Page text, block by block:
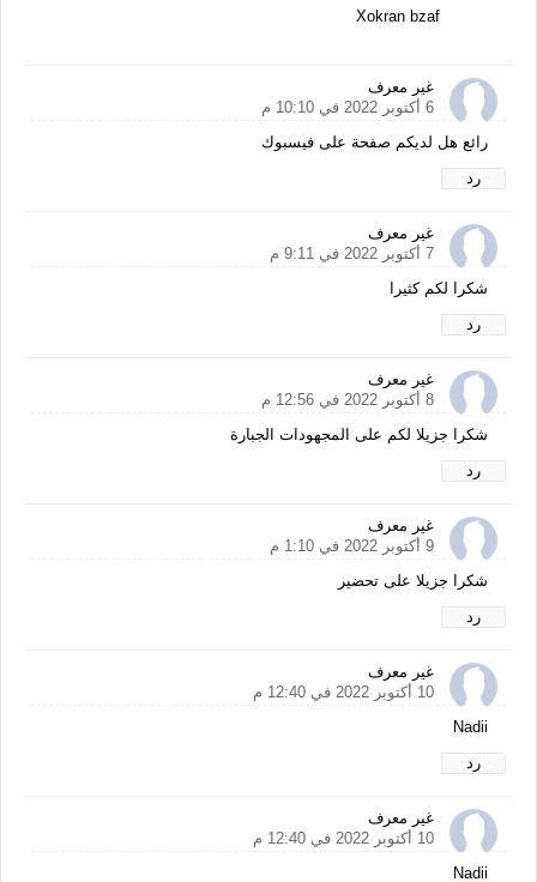
Xokran bzaf
غير معرف
6 أكتوبر 2022 في 10:10 م
رائع هل لديكم صفحة على فيسبوك
رد
غير معرف
7 أكتوبر 2022 في 9:11 م
شكرا لكم كثيرا
رد
غير معرف
8 أكتوبر 2022 في 12:56 م
شكرا جزيلا لكم على المجهودات الجبارة
رد
غير معرف
9 أكتوبر 2022 في 1:10 م
شكرا جزيلا على تحضير
رد
غير معرف
10 أكتوبر 2022 في 12:40 م
Nadii
رد
غير معرف
10 أكتوبر 2022 في 12:40 م
Nadii